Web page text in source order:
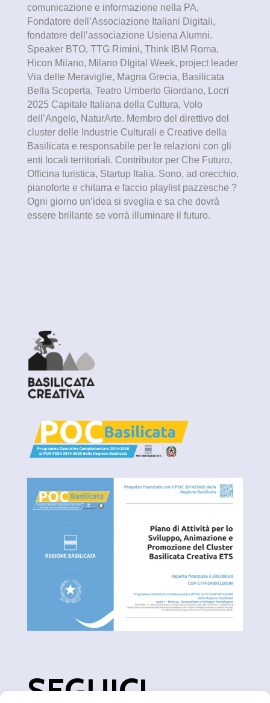
comunicazione e informazione nella PA,
Fondatore dell’Associazione Italiani Digitali,
fondatore dell’associazione Usiena Alumni.
Speaker BTO, TTG Rimini, Think IBM Roma,
Hicon Milano, Milano DIgital Week, project leader
Via delle Meraviglie, Magna Grecia, Basilicata
Bella Scoperta, Teatro Umberto Giordano, Locri
2025 Capitale Italiana della Cultura, Volo
dell’Angelo, NaturArte. Membro del direttivo del
cluster delle Industrie Culturali e Creative della
Basilicata e responsabile per le relazioni con gli
enti locali territoriali. Contributor per Che Futuro,
Officina turistica, Startup Italia. Sono, ad orecchio,
pianoforte e chitarra e faccio playlist pazzesche ?
Ogni giorno un’idea si sveglia e sa che dovrà
essere brillante se vorrà illuminare il futuro.
SEGUICI